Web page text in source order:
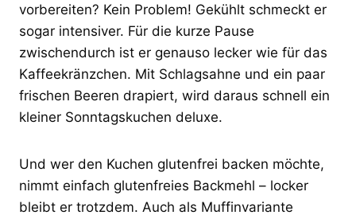
vorbereiten? Kein Problem! Gekühlt schmeckt er
sogar intensiver. Für die kurze Pause
zwischendurch ist er genauso lecker wie für das
Kaffeekränzchen. Mit Schlagsahne und ein paar
frischen Beeren drapiert, wird daraus schnell ein
kleiner Sonntagskuchen deluxe.
Und wer den Kuchen glutenfrei backen möchte,
nimmt einfach glutenfreies Backmehl – locker
bleibt er trotzdem. Auch als Muffinvariante